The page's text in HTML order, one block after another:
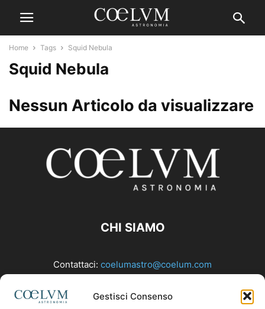
Gestisci Consenso
Home Tags Squid Nebula
Squid Nebula
Nessun Articolo da visualizzare
CHI SIAMO
Contattaci: coelumastro@coelum.com
SEGUICI